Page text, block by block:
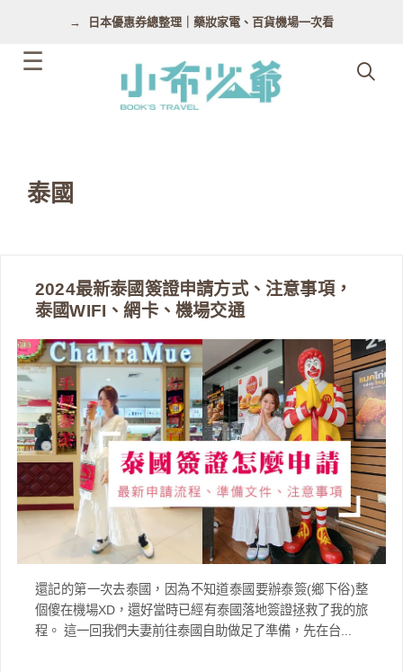
日本優惠券總整理｜藥妝家電、百貨機場一次看
泰國
2024最新泰國簽證申請方式、注意事項，
泰國WIFI、網卡、機場交通
還記的第一次去泰國，因為不知道泰國要辦泰簽(鄉下俗)整
個傻在機場XD，還好當時已經有泰國落地簽證拯救了我的旅
程。 這一回我們夫妻前往泰國自助做足了準備，先在台...